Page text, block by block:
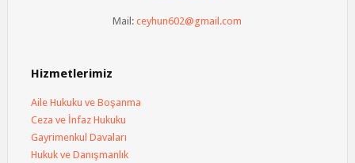
Mail:ceyhun602@gmail.com
Hizmetlerimiz
Aile Hukuku ve Boşanma
Ceza ve İnfaz Hukuku
Gayrimenkul Davaları
Hukuk ve Danışmanlık